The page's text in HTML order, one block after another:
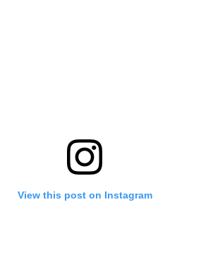
View this post on Instagram